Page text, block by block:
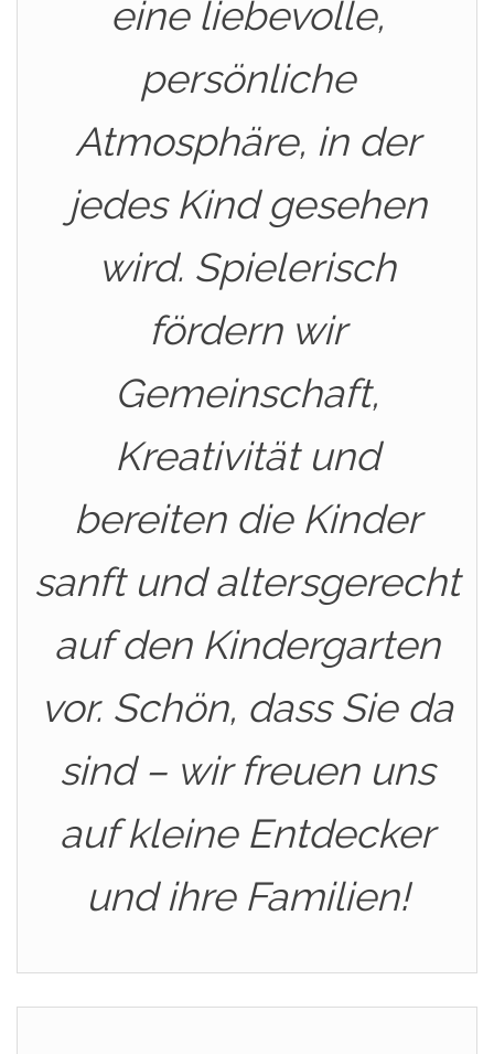
eine liebevolle,
persönliche
Atmosphäre, in der
jedes Kind gesehen
wird. Spielerisch
fördern wir
Gemeinschaft,
Kreativität und
bereiten die Kinder
sanft und altersgerecht
auf den Kindergarten
vor. Schön, dass Sie da
sind – wir freuen uns
auf kleine Entdecker
und ihre Familien!